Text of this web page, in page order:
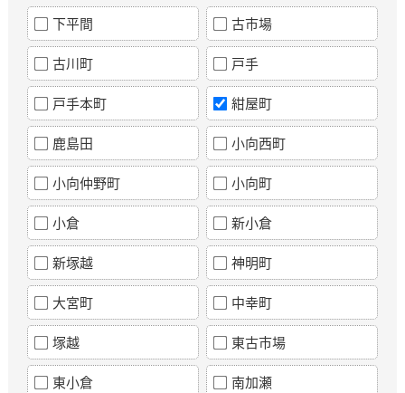
下平間 古市場
古川町 戸手
戸手本町 紺屋町
鹿島田 小向西町
小向仲野町 小向町
小倉 新小倉
新塚越 神明町
大宮町 中幸町
塚越 東古市場
東小倉 南加瀬